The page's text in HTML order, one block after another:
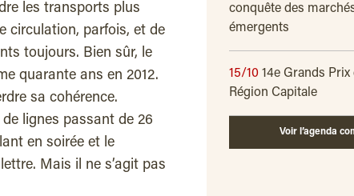
les transports plus
circulation, parfois, et de
toujours. Bien sûr, le
quarante ans en 2012.
sa cohérence.
lignes passant de 26
en soirée et le
Mais il ne s’agit pas
conquête des
émergents
15/10 14e Grands Prix
Région Capitale
Voir l’agenda